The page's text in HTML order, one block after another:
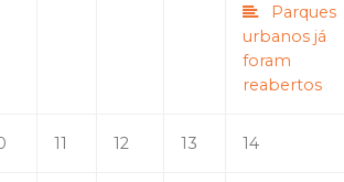
Parques
urbanos já
foram
reabertos
11 12 13 14